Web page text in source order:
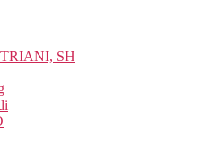
SH